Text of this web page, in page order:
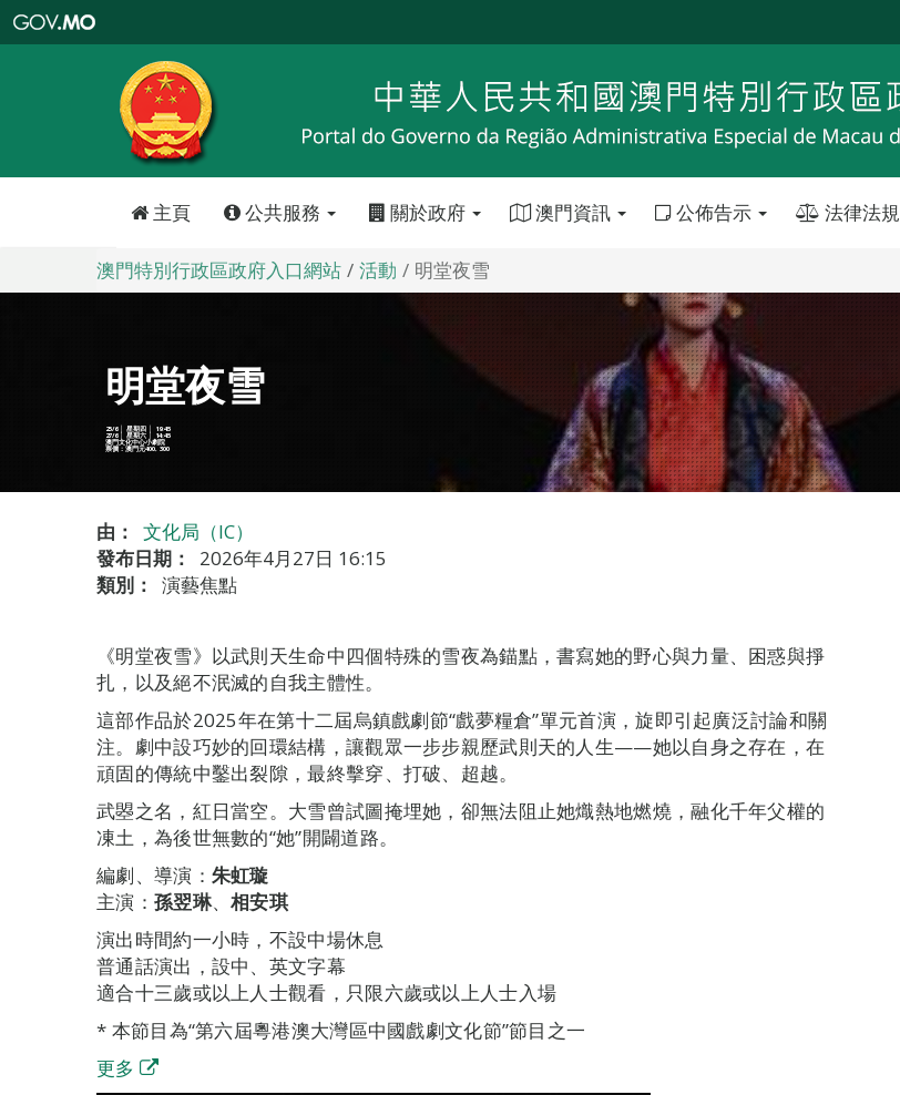
特
政
區
政
口
主頁 公共服務 關於政府 澳門資訊 公佈告示 法律法規
澳門特別行政區政府入口網站 活動 明堂夜雪
明堂夜雪
25/6 │ 星期四 │ 19:45
27/6 │ 星期六 │ 14:45
澳門文化中心小劇院
票價：澳門元400, 300
由：
文化局（IC）
發布日期：
2026年4月27日 16:15
類別：
演藝焦點
《明堂夜雪》以武則天生命中四個特殊的雪夜為錨點，書寫她的野心與力量、困惑與掙
扎，以及絕不泯滅的自我主體性。
這部作品於2025年在第十二屆烏鎮戲劇節“戲夢糧倉”單元首演，旋即引起廣泛討論和關
注。劇中設巧妙的回環結構，讓觀眾一步步親歷武則天的人生——她以自身之存在，在
頑固的傳統中鑿出裂隙，最終擊穿、打破、超越。
武曌之名，紅日當空。大雪曾試圖掩埋她，卻無法阻止她熾熱地燃燒，融化千年父權的
凍土，為後世無數的“她”開闢道路。
編劇、導演： 朱虹璇
主演： 孫翌琳、相安琪
演出時間約一小時，不設中場休息
普通話演出，設中、英文字幕
適合十三歲或以上人士觀看，只限六歲或以上人士入場
* 本節目為“第六屆粵港澳大灣區中國戲劇文化節”節目之一
更多